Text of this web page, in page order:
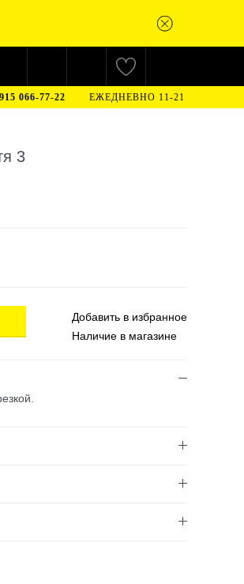
066-77-22 ЕЖЕДНЕВНО 11-21
3
Добавить в избранное
Наличие в магазине